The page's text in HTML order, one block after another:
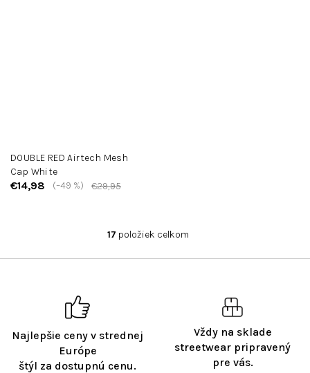
DOUBLE RED Airtech Mesh
Cap White
€14,98 €29,95
(–49 %)
O
17 položiek celkom
Najlepšie ceny v strednej
Európe
štýl za dostupnú cenu.
Vždy na sklade
streetwear pripravený
pre vás.